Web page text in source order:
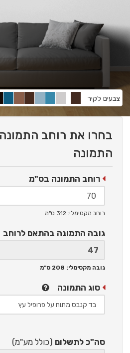
צבעים לקיר
בחרו את רוחב
התמונה
רוחב התמונה בס"מ
רוחב מקסימלי: 312 ס"מ
גובה התמונה בהתאם לרוחב
גובה מקסימלי: 208 ס"מ
סוג התמונה
סה"כ לתשלום (כולל מע"מ)